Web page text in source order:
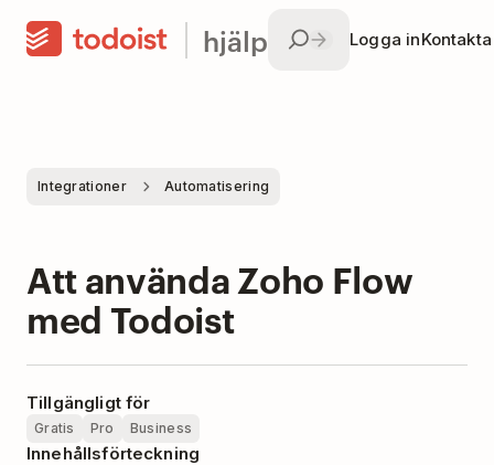
hjälp Logga in
Integrationer Automatisering
Att använda Zoho Flow
med Todoist
Tillgängligt för
Gratis Pro Business
Innehållsförteckning